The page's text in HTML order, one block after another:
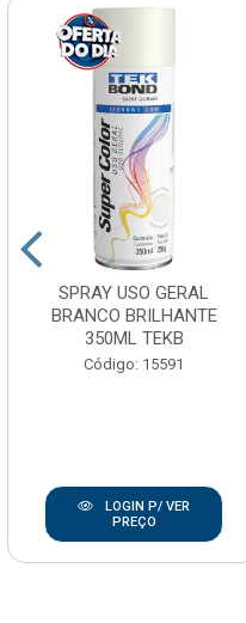
SPRAY USO GERAL
BRANCO BRILHANTE
350ML TEKB
Código: 15591
LOGIN P/ VER
PREÇO